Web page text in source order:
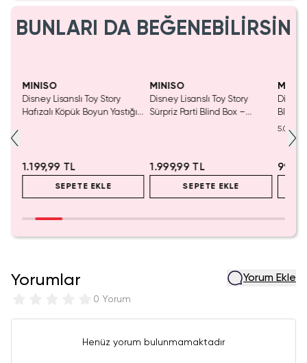
BUNLARI DA BEĞENEBİLİRSİN
MINISO
Disney Lisanslı Toy Story
Hafızalı Köpük Boyun Yastığı
1.199,99 TL
SEPETE EKLE
MINISO
Disney Lisanslı Toy Story
Sürpriz Parti Blind Box –
1.999,99 TL
SEPETE EKLE
Disney
Blind
5.0
Yorumlar
0 Yorum
Yorum Ekle
Henüz yorum bulunmamaktadır